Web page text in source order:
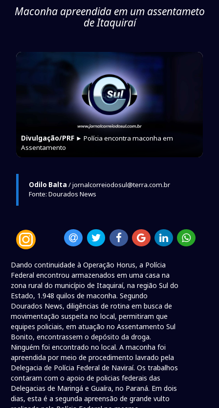
Maconha apreendida em um assentameto
de Itaquiraí
Divulgação/PRF► Polícia encontra maconha em
Assentamento
Odilo Balta / jornalcorreiodosul@terra.com.br
Fonte: Dourados News
Dando continuidade à Operação Horus, a Polícia
Federal encontrou armazenados em uma casa na
zona rural do município de Itaquiraí, na região Sul do
Estado, 1.948 quilos de maconha. Segundo
Dourados News, diligências de rotina em busca de
movimentação suspeita no local, permitiram que
equipes policiais, em atuação no Assentamento Sul
Bonito, encontrassem o depósito da droga.
Ninguém foi encontrado no local. A maconha foi
apreendida por meio de procedimento lavrado pela
Delegacia de Polícia Federal de Naviraí. Os trabalhos
contaram com o apoio de policias federais das
Delegacias de Maringá e Guaíra, no Paraná. Em dois
dias, esta é a segunda apreensão de grande vulto